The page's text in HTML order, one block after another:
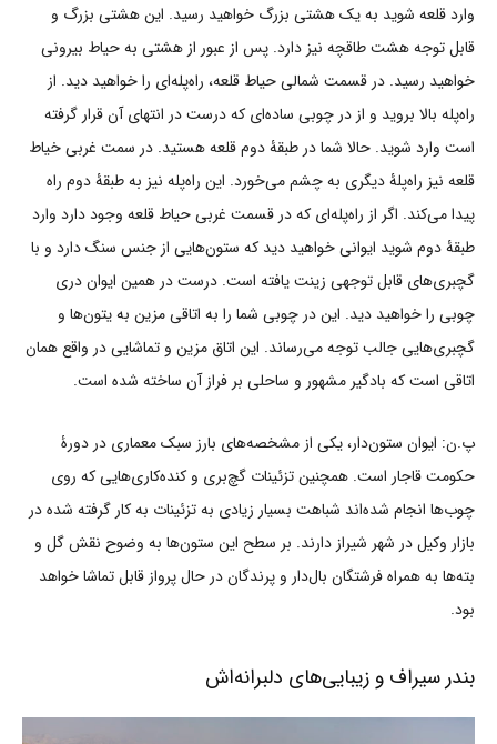
وارد قلعه شوید به یک هشتی بزرگ خواهید رسید. این هشتی بزرگ و
قابل توجه هشت طاقچه نیز دارد. پس از عبور از هشتی به حیاط بیرونی
خواهید رسید. در قسمت شمالی حیاط قلعه، راه‌پله‌ای را خواهید دید. از
راه‌پله بالا بروید و از در چوبی ساده‌ای که درست در انتهای آن قرار گرفته
است وارد شوید. حالا شما در طبقۀ دوم قلعه هستید. در سمت غربی خیاط
قلعه نیز راه‌پلۀ دیگری به چشم می‌خورد. این راه‌پله نیز به طبقۀ دوم راه
پیدا می‌کند. اگر از راه‌پله‌ای که در قسمت غربی حیاط قلعه وجود دارد وارد
طبقۀ دوم شوید ایوانی خواهید دید که ستون‌هایی از جنس سنگ دارد و با
گچبری‌های قابل توجهی زینت یافته است. درست در همین ایوان دری
چوبی را خواهید دید. این در چوبی شما را به اتاقی مزین به یتون‌ها و
گچبری‌هایی جالب توجه می‌رساند. این اتاق مزین و تماشایی در واقع همان
اتاقی است که بادگیر مشهور و ساحلی بر فراز آن ساخته شده است.
پ.ن: ایوان ستون‌دار، یکی از مشخصه‌های بارز سبک معماری در دورۀ
حکومت قاجار است. همچنین تزئینات گچ‌بری و کنده‌کاری‌هایی که روی
چوب‌ها انجام شده‌اند شباهت بسیار زیادی به تزئینات به کار گرفته شده در
بازار وکیل در شهر شیراز دارند. بر سطح این ستون‌ها به وضوح نقش گل و
بته‌ها به همراه فرشتگان بال‌دار و پرندگان در حال پرواز قابل تماشا خواهد
بود.
بندر سیراف و زیبایی‌های دلبرانه‌اش